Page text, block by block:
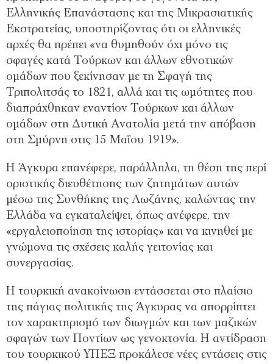
Ελληνικής Επανάστασης και της Μικρασιατικής
Εκστρατείας, υποστηρίζοντας ότι οι ελληνικές
αρχές θα πρέπει «να θυμηθούν όχι μόνο τις
σφαγές κατά Τούρκων και άλλων εθνοτικών
ομάδων που ξεκίνησαν με τη Σφαγή της
Τριπολιτσάς το 1821, αλλά και τις ωμότητες που
διαπράχθηκαν εναντίον Τούρκων και άλλων
ομάδων στη Δυτική Ανατολία μετά την απόβαση
στη Σμύρνη στις 15 Μαΐου 1919».
Η Άγκυρα επανέφερε, παράλληλα, τη θέση της περί
οριστικής διευθέτησης των ζητημάτων αυτών
μέσω της Συνθήκης της Λωζάνης, καλώντας την
Ελλάδα να εγκαταλείψει, όπως ανέφερε, την
«εργαλειοποίηση της ιστορίας» και να κινηθεί με
γνώμονα τις σχέσεις καλής γειτονίας και
συνεργασίας.
Η τουρκική ανακοίνωση εντάσσεται στο πλαίσιο
της πάγιας πολιτικής της Άγκυρας να απορρίπτει
τον χαρακτηρισμό των διωγμών και των μαζικών
σφαγών των Ποντίων ως γενοκτονία. Η αντίδραση
του τουρκικού ΥΠΕΞ προκάλεσε νέες εντάσεις στις